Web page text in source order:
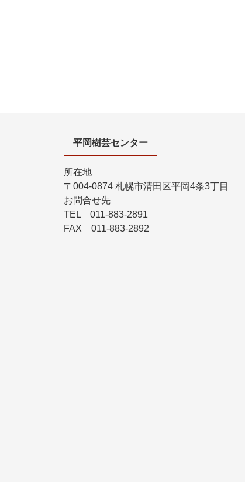
平岡樹芸センター
所在地
〒004-0874 札幌市清田区平岡4条3丁目
お問合せ先
TEL 011-883-2891
FAX 011-883-2892